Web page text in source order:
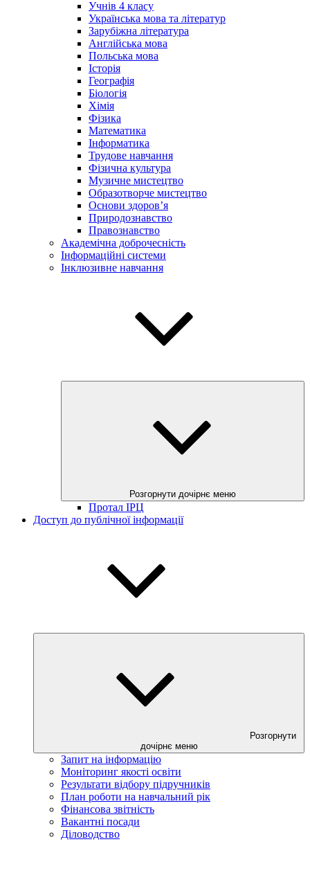
Учнів 4 класу
Українська мова та літератур
Зарубіжна література
Англійська мова
Польська мова
Історія
Географія
Біологія
Хімія
Фізика
Математика
Інформатика
Трудове навчання
Фізична культура
Музичне мистецтво
Образотворче мистецтво
Основи здоров’я
Природознавство
Правознавство
Академічна доброчесність
Інформаційні системи
Інклюзивне навчання
Розгорнути дочірнє меню
Протал ІРЦ
Доступ до публічної інформації
Розгорнути
дочірнє меню
Запит на інформацію
Моніторинг якості освіти
Результати відбору підручників
План роботи на навчальний рік
Фінансова звітність
Вакантні посади
Діловодство